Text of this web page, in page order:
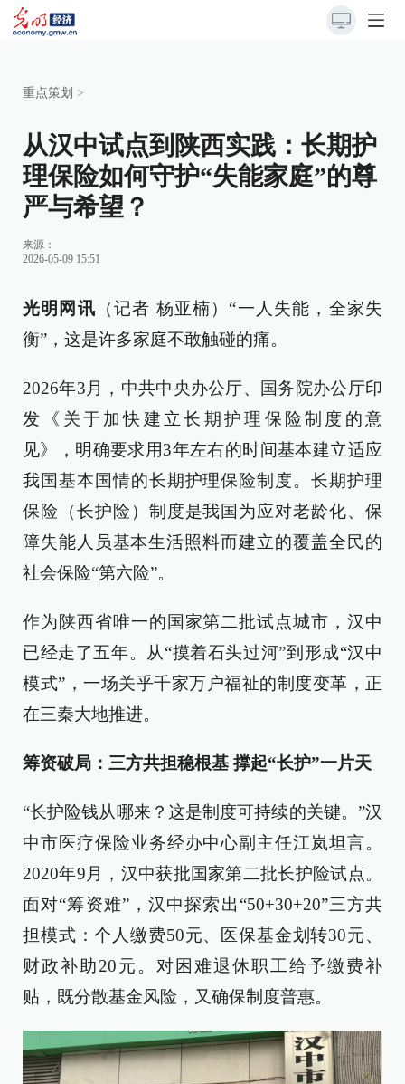
重点策划 >
从汉中试点到陕西实践：长期护
理保险如何守护“失能家庭”的尊
严与希望？
来源：
2026-05-09 15:51
光明网讯 （记者 杨亚楠）“一人失能，全家失
衡”，这是许多家庭不敢触碰的痛。
2026年3月，中共中央办公厅、国务院办公厅印
发《关于加快建立长期护理保险制度的意
见》，明确要求用3年左右的时间基本建立适应
我国基本国情的长期护理保险制度。长期护理
保险（长护险）制度是我国为应对老龄化、保
障失能人员基本生活照料而建立的‌覆盖全民的
社会保险“第六险”。‌
作为陕西省唯一的国家第二批试点城市，汉中
已经走了五年。从“摸着石头过河”到形成“汉中
模式”，一场关乎千家万户福祉的制度变革，正
在三秦大地推进。
筹资破局：三方共担稳根基 撑起“长护”一片天
“长护险钱从哪来？这是制度可持续的关键。”汉
中市医疗保险业务经办中心副主任江岚坦言。
2020年9月，汉中获批国家第二批长护险试点。
面对“筹资难”，汉中探索出“50+30+20”三方共
担模式：个人缴费50元、医保基金划转30元、
财政补助20元。对困难退休职工给予缴费补
贴，既分散基金风险，又确保制度普惠。